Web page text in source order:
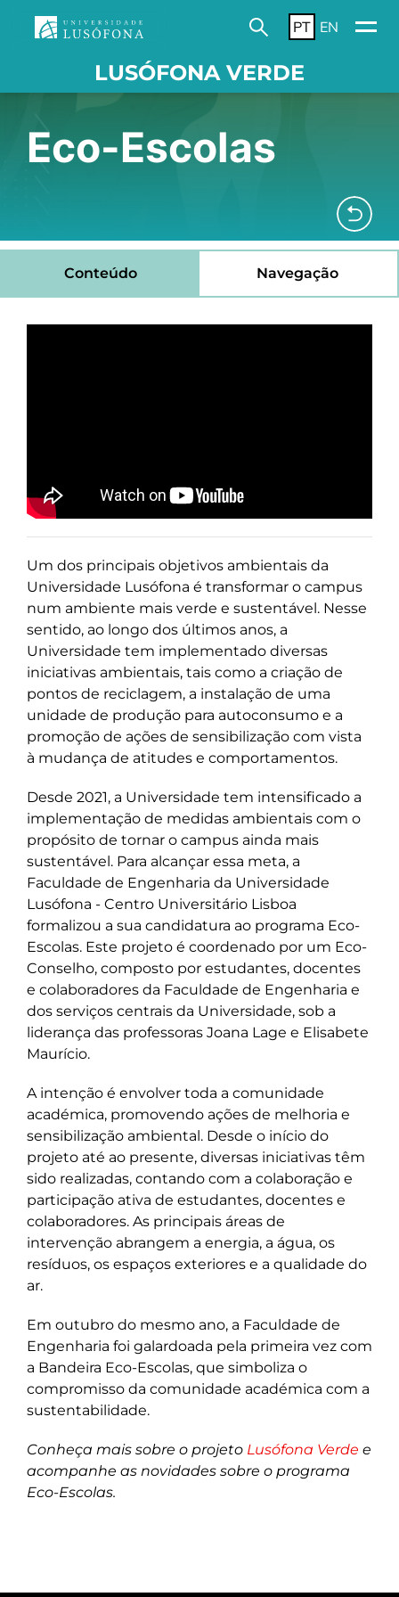
PT EN
LUSÓFONA VERDE
Eco-Escolas
Conteúdo Navegação
Um dos principais objetivos ambientais da
Universidade Lusófona é transformar o campus
num ambiente mais verde e sustentável. Nesse
sentido, ao longo dos últimos anos, a
Universidade tem implementado diversas
iniciativas ambientais, tais como a criação de
pontos de reciclagem, a instalação de uma
unidade de produção para autoconsumo e a
promoção de ações de sensibilização com vista
à mudança de atitudes e comportamentos.
Desde 2021, a Universidade tem intensificado a
implementação de medidas ambientais com o
propósito de tornar o campus ainda mais
sustentável. Para alcançar essa meta, a
Faculdade de Engenharia da Universidade
Lusófona - Centro Universitário Lisboa
formalizou a sua candidatura ao programa Eco-
Escolas. Este projeto é coordenado por um Eco-
Conselho, composto por estudantes, docentes
e colaboradores da Faculdade de Engenharia e
dos serviços centrais da Universidade, sob a
liderança das professoras Joana Lage e Elisabete
Maurício.
A intenção é envolver toda a comunidade
académica, promovendo ações de melhoria e
sensibilização ambiental. Desde o início do
projeto até ao presente, diversas iniciativas têm
sido realizadas, contando com a colaboração e
participação ativa de estudantes, docentes e
colaboradores. As principais áreas de
intervenção abrangem a energia, a água, os
resíduos, os espaços exteriores e a qualidade do
ar.
Em outubro do mesmo ano, a Faculdade de
Engenharia foi galardoada pela primeira vez com
a Bandeira Eco-Escolas, que simboliza o
compromisso da comunidade académica com a
sustentabilidade.
Conheça mais sobre o projeto Lusófona Verde e
acompanhe as novidades sobre o programa
Eco-Escolas.